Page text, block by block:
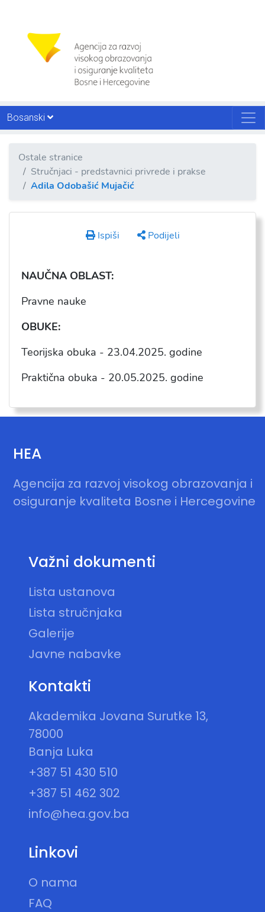
Bosanski
Ostale stranice
Stručnjaci - predstavnici privrede i prakse
Adila Odobašić Mujačić
Ispiši Podijeli
NAUČNA OBLAST:
Pravne nauke
OBUKE:
Teorijska obuka - 23.04.2025. godine
Praktična obuka - 20.05.2025. godine
HEA
Agencija za razvoj visokog obrazovanja i
osiguranje kvaliteta Bosne i Hercegovine
Važni dokumenti
Lista ustanova
Lista stručnjaka
Galerije
Javne nabavke
Kontakti
Akademika Jovana Surutke 13,
78000
Banja Luka
+387 51 430 510
+387 51 462 302
info@hea.gov.ba
Linkovi
O nama
FAQ